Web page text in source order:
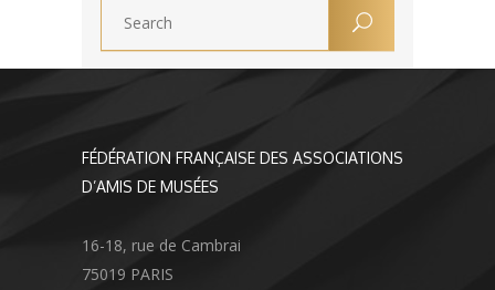
FÉDÉRATION FRANÇAISE DES ASSOCIATIONS
D’AMIS DE MUSÉES
16-18, rue de Cambrai
75019 PARIS